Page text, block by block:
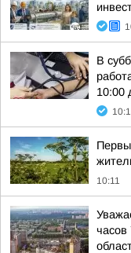
В
10:00
10:11
часов